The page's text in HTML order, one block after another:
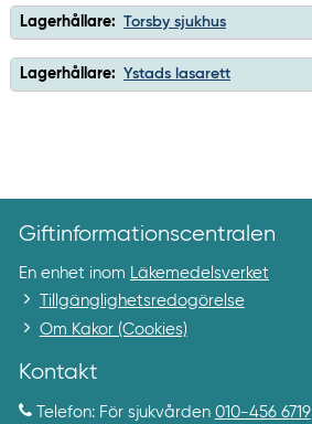
Lagerhållare: Torsby sjukhus
Lagerhållare: Ystads lasarett
Giftinformationscentralen
En enhet inom
Läkemedelsverket
Tillgänglighetsredogörelse
Om Kakor (Cookies)
Kontakt
Telefon: För sjukvården 010-456 6719